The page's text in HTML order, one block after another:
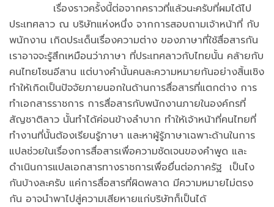
เรื่องราวครั้งนี้ต่อจากคราวที่แล้วนะครับที่ผมได้ไป
ประเทศลาว ณ บริษัทแห่งหนึ่ง จากการสอบถามเจ้าหน้าที่ กับ
พนักงาน เกิดประเด็นเรื่องความต่าง ของภาษาที่ใช้สื่อสารกัน
เราอาจจะรู้สึกเหมือนว่าภาษา ที่ประเทศลาวกับไทยนั้น คล้ายกับ
คนไทยโซนอีสาน แต่บางคำนั้นคนละความหมายกันอย่างสิ้นเชิง
ทำให้เกิดเป็นปัจจัยภายนอกในด้านการสื่อสารที่แตกต่าง การ
ทำเอกสารราชการ การสื่อสารกับพนักงานภายในองค์กรที่
สัญชาติลาว นั้นทำได้ค่อนข้างลำบาก ทำให้เจ้าหน้าที่คนไทยที่
ทำงานที่นั้นต้องเรียนรู้ภาษา และหาผู้รู้ภาษาเฉพาะด้านในการ
แปลช่วยในเรื่องการสื่อสารเพื่อความชัดเจนของคำพูด และ
ดำเนินการแปลเอกสารทางราชการเพื่อยื่นต่อภาครัฐ เป็นไง
กันบ้างละครับ แค่การสื่อสารที่ผิดพลาด มีความหมายไม่ตรง
กัน อาจนำพาไปสู่ความเสียหายแก่บริษัทก็เป็นได้